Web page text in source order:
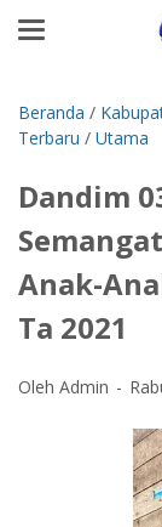
Beranda /
Terbaru / Utama
Dandim
Anak-
Ta 2021
Oleh Admin